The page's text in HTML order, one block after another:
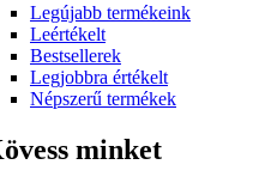
Legújabb termékeink
Leértékelt
Bestsellerek
Legjobbra értékelt
Népszerű termékek
minket